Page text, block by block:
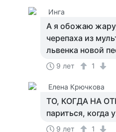
Инга
А я обожаю
черепаха из
львенка новой
9 лет 1
Елена Крючкова
ТО, КОГДА НА
париться, когда
9 лет 1